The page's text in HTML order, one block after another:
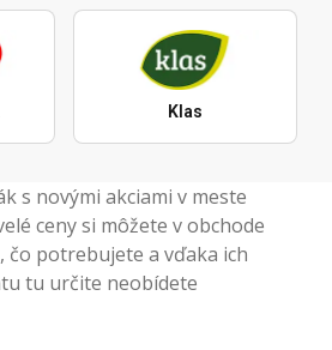
Klas
s novými akciami v meste
ceny si môžete v obchode
čo potrebujete a vďaka ich
tu určite neobídete